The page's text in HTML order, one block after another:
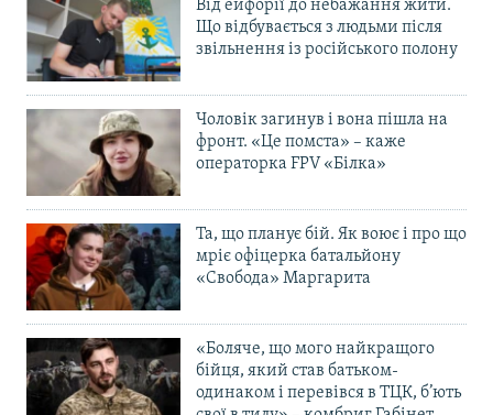
Від ейфорії до небажання жити.
Що відбувається з людьми після
звільнення із російського полону
Чоловік загинув і вона пішла на
фронт. «Це помста» – каже
операторка FPV «Білка»
Та, що планує бій. Як воює і про що
мріє офіцерка батальйону
«Свобода» Маргарита
«Боляче, що мого найкращого
бійця, який став батьком-
одинаком і перевівся в ТЦК, б’ють